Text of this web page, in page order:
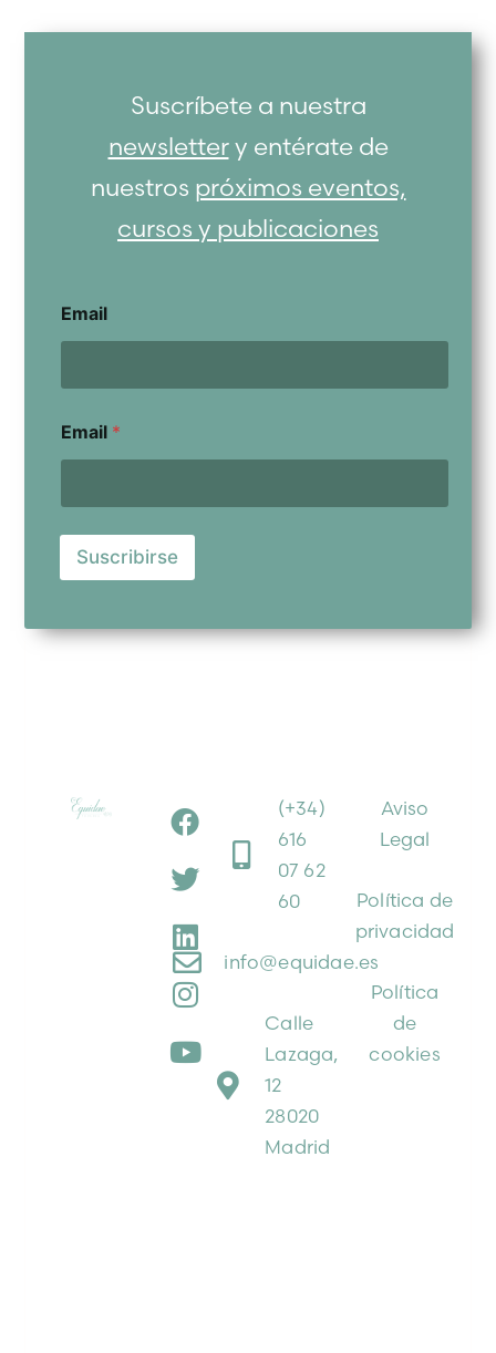
Suscríbete a nuestra
newslettery entérate de
nuestros próximos eventos,
cursos y publicaciones
Email
Email *
Suscribirse
(+34)
616
07 62
60
info@equidae.es
Calle
Lazaga,
12
28020
Madrid
Aviso
Legal
Política de
privacidad
Política
de
cookies